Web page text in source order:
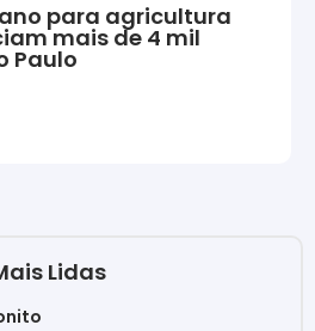
para agricultura
mais de 4 mil
Paulo
Lidas